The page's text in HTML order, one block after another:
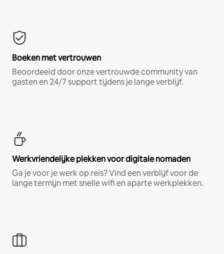
Boeken met vertrouwen
Beoordeeld door onze vertrouwde community van
gasten en 24/7 support tijdens je lange verblijf.
Werkvriendelijke plekken voor digitale nomaden
Ga je voor je werk op reis? Vind een verblijf voor de
lange termijn met snelle wifi en aparte werkplekken.